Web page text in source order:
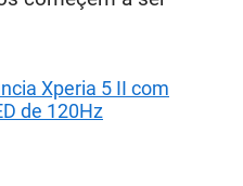
Xperia 5 II com
de 120Hz